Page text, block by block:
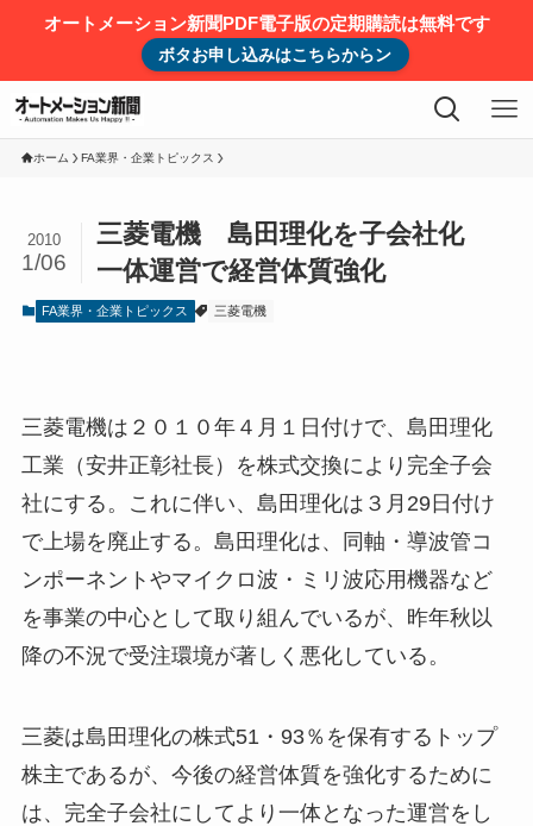
オートメーション新聞PDF電子版の定期購読は無料です
ボタお申し込みはこちらからン
ホーム FA業界・企業トピックス
三菱電機 島田理化を子会社化
一体運営で経営体質強化
2010
1/06
FA業界・企業トピックス 三菱電機
三菱電機は２０１０年４月１日付けで、島田理化
工業（安井正彰社長）を株式交換により完全子会
社にする。これに伴い、島田理化は３月29日付け
で上場を廃止する。島田理化は、同軸・導波管コ
ンポーネントやマイクロ波・ミリ波応用機器など
を事業の中心として取り組んでいるが、昨年秋以
降の不況で受注環境が著しく悪化している。
三菱は島田理化の株式51・93％を保有するトップ
株主であるが、今後の経営体質を強化するために
は、完全子会社にしてより一体となった運営をし